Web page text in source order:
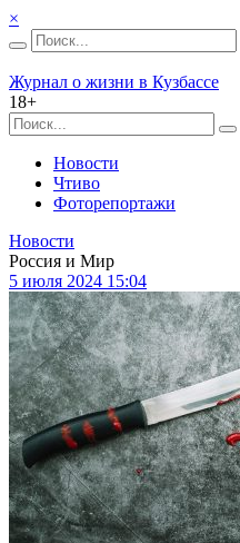
×
Журнал о жизни в Кузбассе
18+
Новости
Чтиво
Фоторепортажи
Новости
Россия и Мир
5 июля 2024 15:04